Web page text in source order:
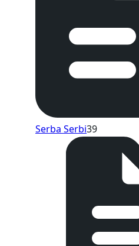
Serba Serbi39